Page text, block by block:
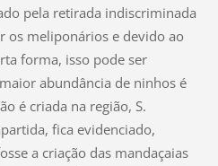
pela retirada indiscriminada
os meliponários e devido ao
forma, isso pode ser
abundância de ninhos é
é criada na região, S.
fica evidenciado,
a criação das mandaçaias